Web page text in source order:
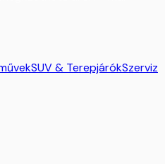
SUV & TerepjárókSzerviz